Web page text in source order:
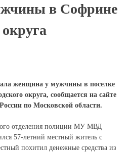
в Софрине
женщина у мужчины в поселке
округа, сообщается на сайте
по Московской области.
отделения полиции МУ МВД
57-летний местный житель с
похитил денежные средства из